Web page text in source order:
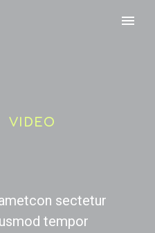
VIDEO
sectetur
tempor